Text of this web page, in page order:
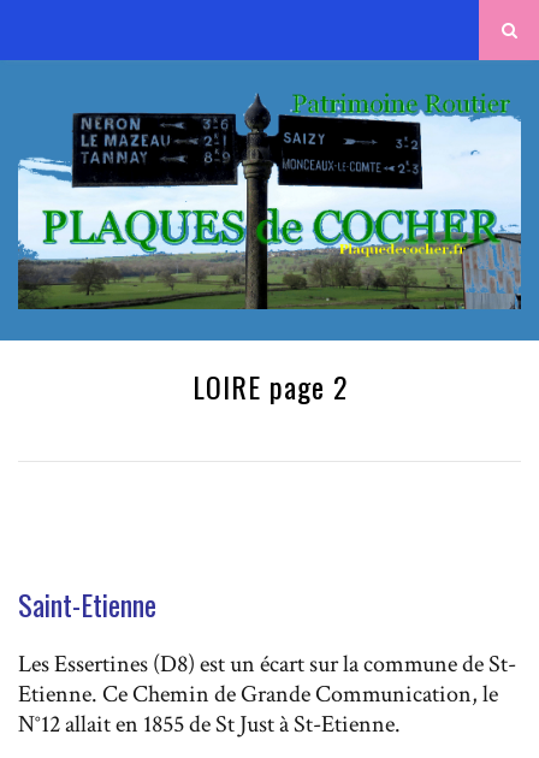
LOIRE page 2
Saint-Etienne
Les Essertines (D8) est un écart sur la commune de St-
Etienne. Ce Chemin de Grande Communication, le
N°12 allait en 1855 de St Just à St-Etienne.